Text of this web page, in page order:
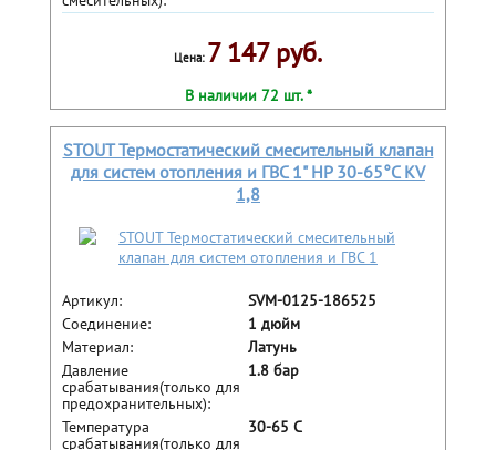
Цена: 7 147 руб.
В наличии 72 шт. *
STOUT Термостатический смесительный клапан
для систем отопления и ГВС 1" НР 30-65°С KV
1,8
Артикул:
SVM-0125-186525
Соединение:
1 дюйм
Материал:
Латунь
Давление
срабатывания(только для
предохранительных):
1.8 бар
Температура
срабатывания(только для
30-65 С